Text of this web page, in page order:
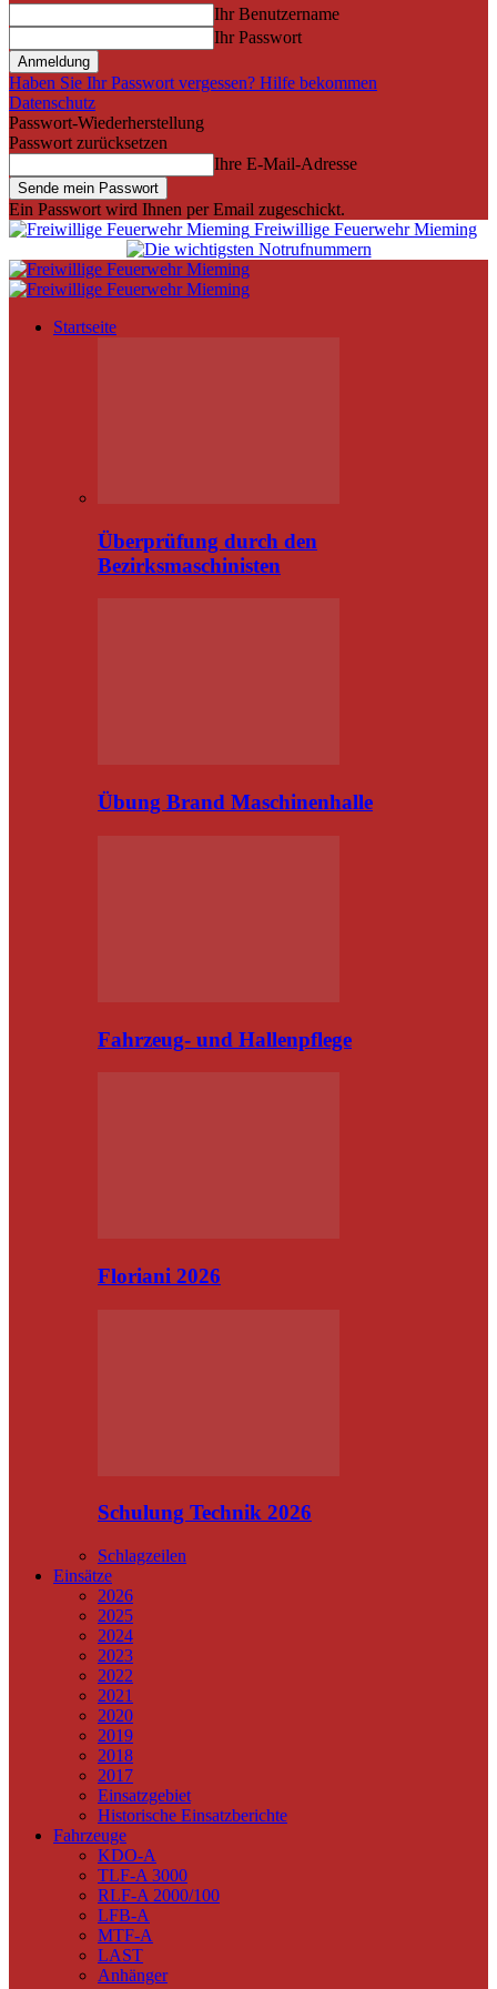
Ihr Benutzername
Ihr Passwort
Haben Sie Ihr Passwort vergessen? Hilfe bekommen
Datenschutz
Passwort-Wiederherstellung
Passwort zurücksetzen
Ihre E-Mail-Adresse
Ein Passwort wird Ihnen per Email zugeschickt.
Freiwillige Feuerwehr Mieming
Startseite
Überprüfung durch den
Bezirksmaschinisten
Übung Brand Maschinenhalle
Fahrzeug- und Hallenpflege
Floriani 2026
Schulung Technik 2026
Schlagzeilen
Einsätze
2026
2025
2024
2023
2022
2021
2020
2019
2018
2017
Einsatzgebiet
Historische Einsatzberichte
Fahrzeuge
KDO-A
TLF-A 3000
RLF-A 2000/100
LFB-A
MTF-A
LAST
Anhänger